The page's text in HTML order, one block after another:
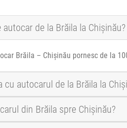
de la Brăila la Chișinău?
Brăila – Chișinău pornesc de la
cu autocarul de la Brăila la
din Brăila spre Chișinău?